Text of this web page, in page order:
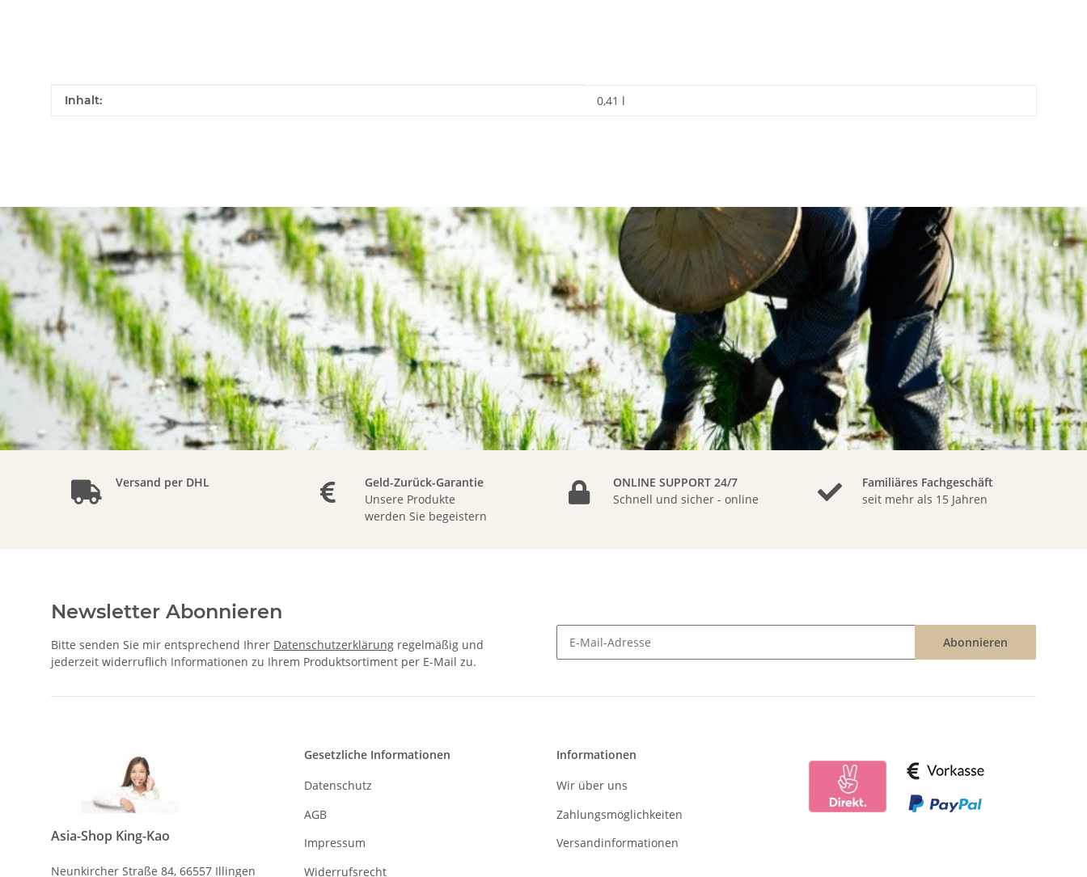
Produkteigenschaft
Wert
Inhalt: 0,41 l
Versand per DHL
Geld-Zurück-Garantie
Unsere Produkte
werden Sie begeistern
ONLINE SUPPORT 24/7
Schnell und sicher - online
Familiäres Fachgeschäft
seit mehr als 15 Jahren
Newsletter Abonnieren
Bitte senden Sie mir entsprechend Ihrer Datenschutzerklärung regelmäßig und
jederzeit widerruflich Informationen zu Ihrem Produktsortiment per E-Mail zu.
Abonnieren
Asia-Shop King-Kao
Neunkircher Straße 84, 66557 Illingen
Gesetzliche Informationen
Datenschutz
AGB
Impressum
Widerrufsrecht
Informationen
Wir über uns
Zahlungsmöglichkeiten
Versandinformationen